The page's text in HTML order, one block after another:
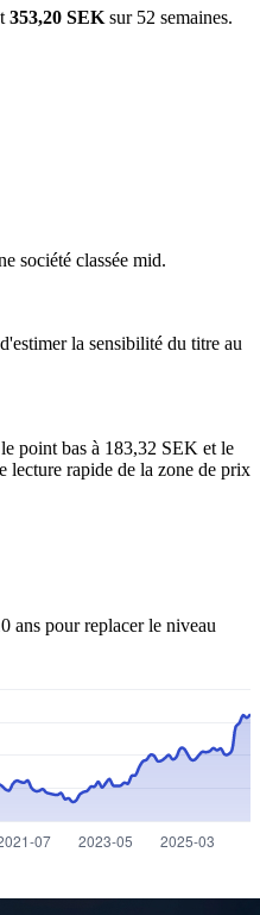
353,20 SEK sur 52 semaines.
société classée mid.
la sensibilité du titre au
point bas à 183,32 SEK et le
lecture rapide de la zone de prix
ans pour replacer le niveau